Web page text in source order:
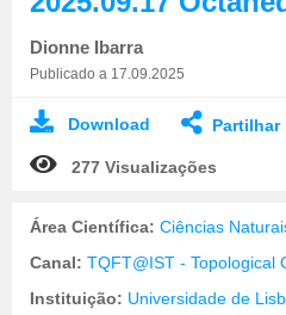
Dionne Ibarra
Publicado a 17.09.2025
Download Partilhar
277 Visualizações
Área Científica: Ciências
Canal: TQFT@IST - Topological
Instituição: Universidade de